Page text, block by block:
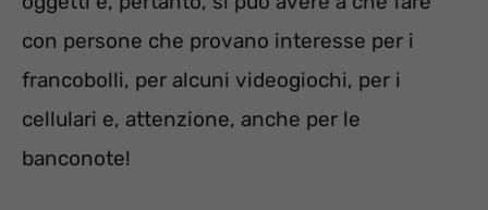
con persone che provano interesse per i
francobolli, per alcuni videogiochi, per i
cellulari e, attenzione, anche per le
banconote!